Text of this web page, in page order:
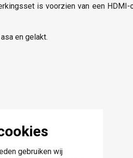
gebruiken wij
is voorzien van een
en gelakt.